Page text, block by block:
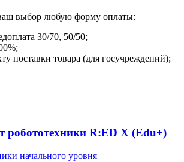
выбор любую форму оплаты:
30/70, 50/50;
поставки товара (для госучреждений);
робототехники R:ED X (Edu+)
начального уровня